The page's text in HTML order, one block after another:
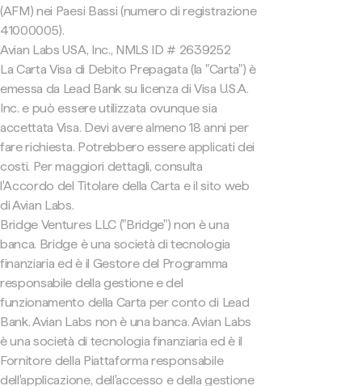
(AFM) nei Paesi Bassi (numero di registrazione
41000005).
Avian Labs USA, Inc., NMLS ID # 2639252
La Carta Visa di Debito Prepagata (la "Carta") è
emessa da Lead Bank su licenza di Visa U.S.A.
Inc. e può essere utilizzata ovunque sia
accettata Visa. Devi avere almeno 18 anni per
fare richiesta. Potrebbero essere applicati dei
costi. Per maggiori dettagli, consulta
l'Accordo del Titolare della Carta e il sito web
di Avian Labs.
Bridge Ventures LLC ("Bridge") non è una
banca. Bridge è una società di tecnologia
finanziaria ed è il Gestore del Programma
responsabile della gestione e del
funzionamento della Carta per conto di Lead
Bank. Avian Labs non è una banca. Avian Labs
è una società di tecnologia finanziaria ed è il
Fornitore della Piattaforma responsabile
dell'applicazione, dell'accesso e della gestione